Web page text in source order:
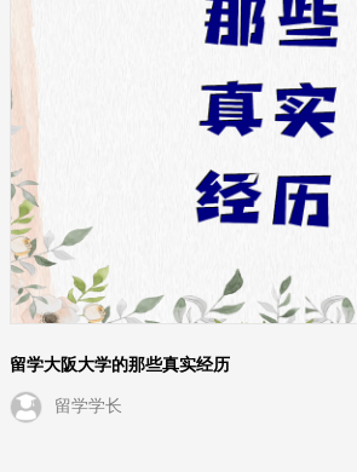
留学大阪大学的那些真实经历
留学学长